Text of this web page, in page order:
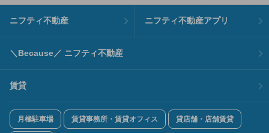
ニフティ不動産 ニフティ不動産アプリ
＼Because／ ニフティ不動産
賃貸
月極駐車場 賃貸事務所・賃貸オフィス 貸店舗・店舗賃貸